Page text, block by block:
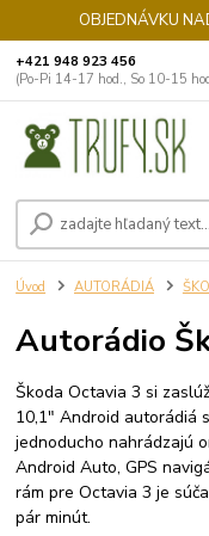
OBJEDNÁVKU
+421 948 923 456
(Po-Pi 14-17 hod., So 10-15
Úvod AUTORÁDIÁ
Autorádio
Škoda Octavia 3 si
10,1" Android autorádiá
jednoducho nahrádzajú
Android Auto, GPS
rám pre Octavia 3 je
pár minút.